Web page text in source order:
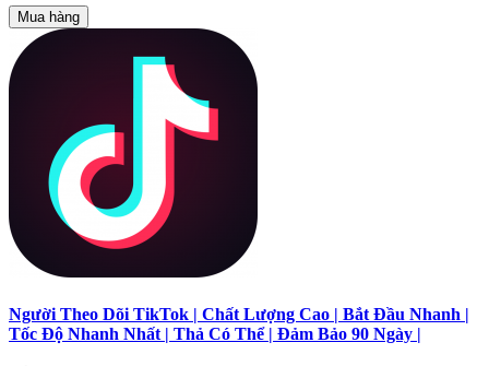
Mua hàng
Người Theo Dõi TikTok | Chất Lượng Cao | Bắt Đầu Nhanh |
Tốc Độ Nhanh Nhất | Thả Có Thể | Đảm Bảo 90 Ngày |